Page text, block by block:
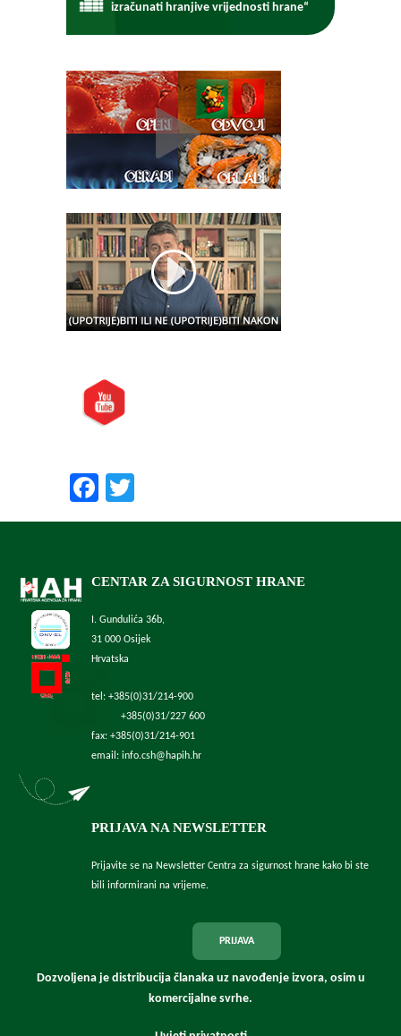
izračunati hranjive vrijednosti hrane“
Facebook
CENTAR ZA SIGURNOST HRANE
I. Gundulića 36b,
31 000 Osijek
Hrvatska
tel: +385(0)31/214-900
+385(0)31/227 600
fax: +385(0)31/214-901
email: info.csh@hapih.hr
PRIJAVA NA NEWSLETTER
Prijavite se na Newsletter Centra za sigurnost hrane kako bi ste
bili informirani na vrijeme.
PRIJAVA
Dozvoljena je distribucija članaka uz navođenje izvora, osim u
komercijalne svrhe.